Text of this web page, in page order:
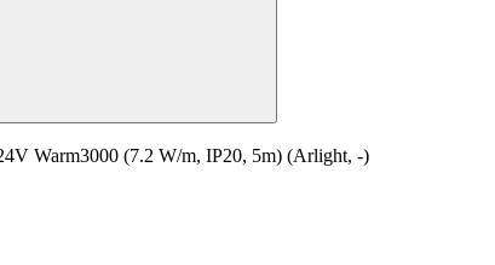
Warm3000 (7.2 W/m, IP20, 5m) (Arlight, -)